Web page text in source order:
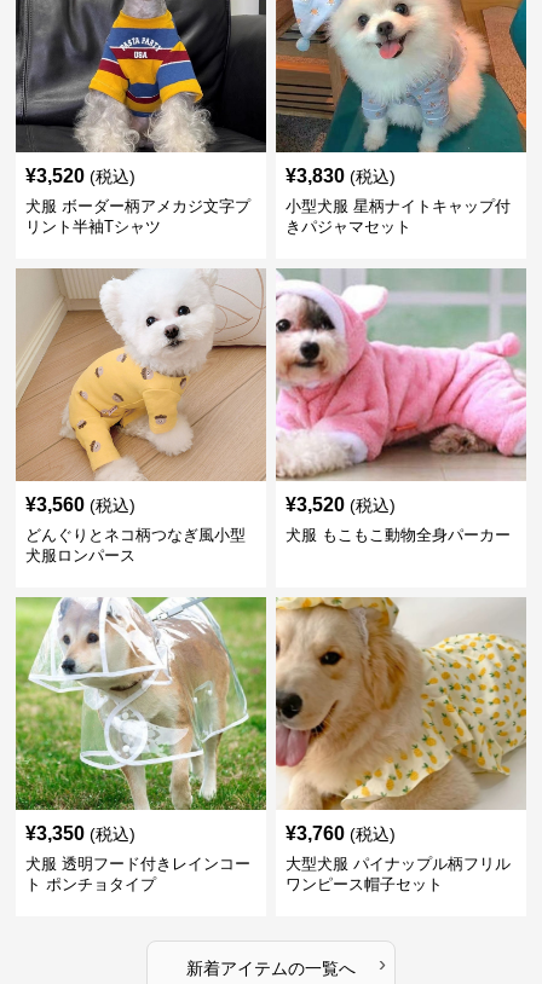
¥3,520 (税込)
犬服 ボーダー柄アメカジ文字プ
リント半袖Tシャツ
¥3,830 (税込)
小型犬服 星柄ナイトキャップ付
きパジャマセット
¥3,560 (税込)
どんぐりとネコ柄つなぎ風小型
犬服ロンパース
¥3,520 (税込)
犬服 もこもこ動物全身パーカー
¥3,350 (税込)
犬服 透明フード付きレインコー
ト ポンチョタイプ
¥3,760 (税込)
大型犬服 パイナップル柄フリル
ワンピース帽子セット
新着アイテムの一覧へ ›